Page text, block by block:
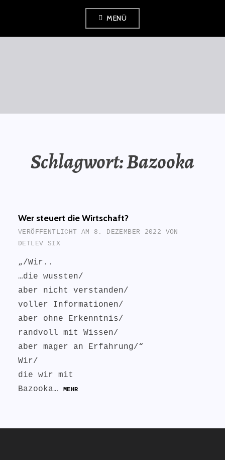
springen
MENÜ
Schlagwort:Bazooka
Wer steuert die Wirtschaft?
VERÖFFENTLICHT AM 8. DEZEMBER 2022 VON
DETLEV SIX
„/Wir..
…die wussten/
aber nicht verstanden/
voller Informationen/
aber ohne Erkenntnis/
randvoll mit Wissen/
aber mager an Erfahrung/“
Wir/
die wir mit
Bazooka…
MEHR